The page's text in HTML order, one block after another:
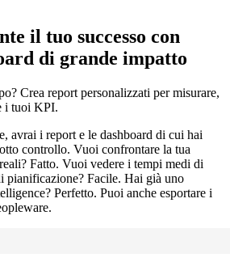
il tuo successo con
di grande impatto
Crea report personalizzati per misurare,
i tuoi KPI.
avrai i report e le dashboard di cui hai
controllo. Vuoi confrontare la tua
Fatto. Vuoi vedere i tempi medi di
pianificazione? Facile. Hai già uno
Perfetto. Puoi anche esportare i